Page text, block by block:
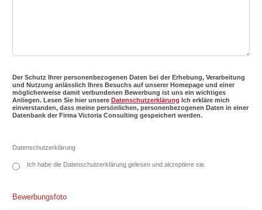
Der Schutz Ihrer personenbezogenen Daten bei der Erhebung, Verarbeitung
und Nutzung anlässlich Ihres Besuchs auf unserer Homepage und einer
möglicherweise damit verbundenen Bewerbung ist uns ein wichtiges
Anliegen. Lesen Sie hier unsere Datenschutzerklärung Ich erkläre mich
einverstanden, dass meine persönlichen, personenbezogenen Daten in einer
Datenbank der Firma Victoria Consulting gespeichert werden.
Datenschutzerklärung
Ich habe die Datenschutzerklärung gelesen und akzeptiere sie.
Bewerbungsfoto